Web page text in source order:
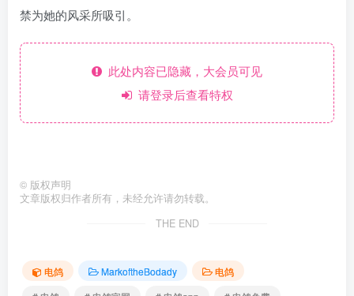
禁为她的风采所吸引。
此处内容已隐藏，大会员可见
请登录后查看特权
© 版权声明
文章版权归作者所有，未经允许请勿转载。
THE END
电鸽 MarkoftheBodady
电鸽